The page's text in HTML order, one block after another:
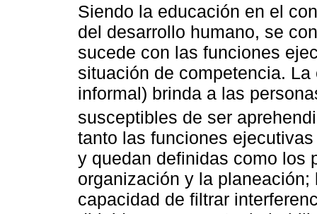
Siendo la educación en el
del desarrollo humano, se
sucede con las funciones
situación de competencia.
informal) brinda a las
susceptibles de ser
tanto las funciones
y quedan definidas como los
organización y la
capacidad de filtrar